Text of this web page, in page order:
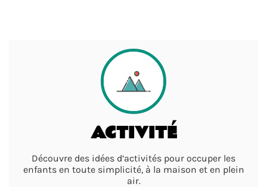
ACTIVITÉ
Découvre des idées d’activités pour occuper les
enfants en toute simplicité, à la maison et en plein
air.